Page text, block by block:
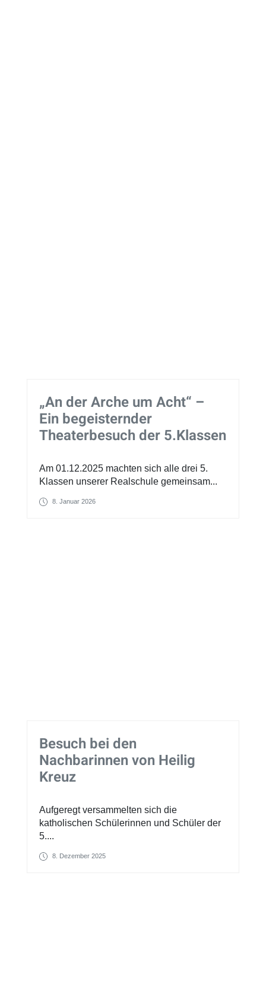
„An der Arche um Acht“ –
Ein begeisternder
Theaterbesuch der 5.Klassen
Am 01.12.2025 machten sich alle drei 5.
Klassen unserer Realschule gemeinsam...
8. Januar 2026
Besuch bei den
Nachbarinnen von Heilig
Kreuz
Aufgeregt versammelten sich die
katholischen Schülerinnen und Schüler der
5....
8. Dezember 2025